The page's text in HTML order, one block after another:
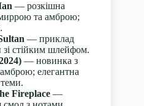
— розкішна
та амброю;
— приклад
зі стійким шлейфом.
— новинка з
елегантна
теми.
Fireplace —